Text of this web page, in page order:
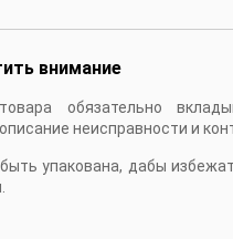
внимание
обязательно
неисправности и
упакована, дабы